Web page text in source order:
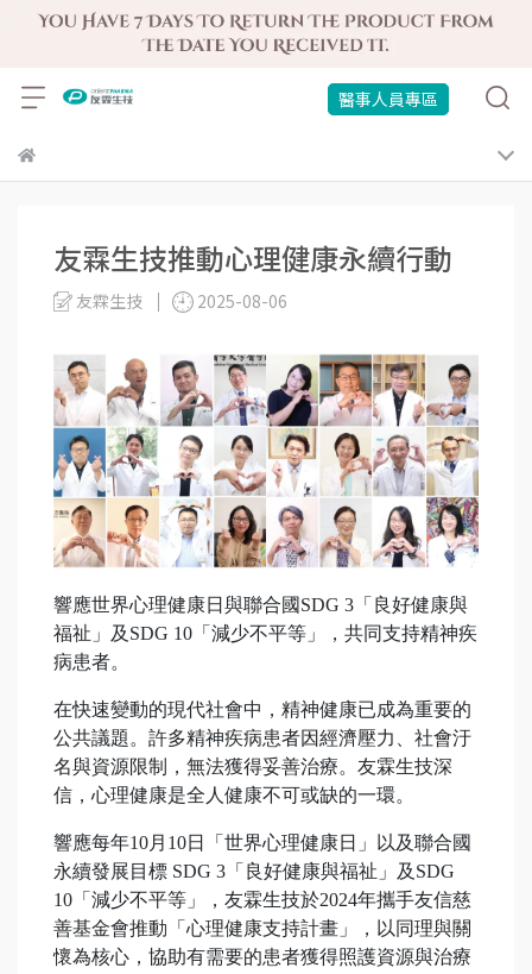
醫事人員專區
友霖生技推動心理健康永續行動
友霖生技 2025-08-06
響應世界心理健康日與聯合國SDG 3「良好健康與
福祉」及SDG 10「減少不平等」，共同支持精神疾
病患者。
在快速變動的現代社會中，精神健康已成為重要的
公共議題。許多精神疾病患者因經濟壓力、社會汙
名與資源限制，無法獲得妥善治療。友霖生技深
信，心理健康是全人健康不可或缺的一環。
響應每年10月10日「世界心理健康日」以及聯合國
永續發展目標 SDG 3「良好健康與福祉」及SDG
10「減少不平等」，友霖生技於2024年攜手友信慈
善基金會推動「心理健康支持計畫」，以同理與關
懷為核心，協助有需要的患者獲得照護資源與治療